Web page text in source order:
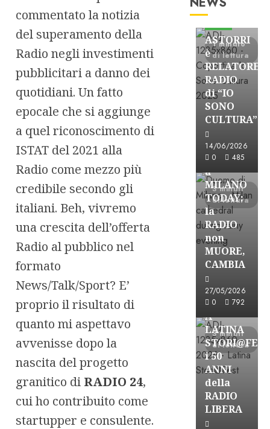
commentato la notizia
del superamento della
Radio negli investimenti
pubblicitari a danno dei
quotidiani. Un fatto
epocale che si aggiunge
a quel riconoscimento di
ISTAT del 2021 alla
Radio come mezzo più
credibile secondo gli
italiani. Beh, vivremo
una crescita dell’offerta
Radio al pubblico nel
formato
News/Talk/Sport? E’
proprio il risultato di
quanto mi aspettavo
avvenisse dopo la
nascita del progetto
granitico di RADIO 24,
cui ho contribuito come
startupper e consulente.
1 minuto
di lettura
Astorri News
ASTORRI
è
RELATORE
RADIO
di “IO
SONO
CULTURA”
14/06/2026
0
485
3 minuti
di lettura
FREE
ASTORRI
a
MILANO
TODAY:
la
RADIO
non
MUORE,
CAMBIA
27/05/2026
0
792
3 minuti
di lettura
Astorri News
FREE
A
LATINA
i 50
ANNI
della
RADIO
LIBERA